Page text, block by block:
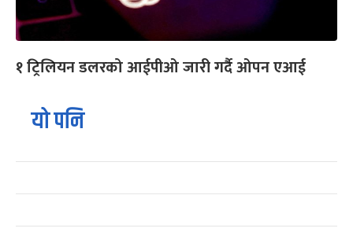
१ ट्रिलियन डलरको आईपीओ जारी गर्दै ओपन एआई
यो पनि